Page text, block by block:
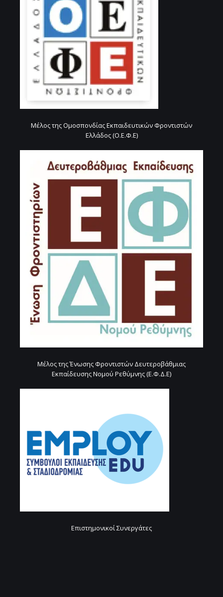
Μέλος της Ομοσπονδίας Εκπαιδευτικών Φροντιστών
Ελλάδος (Ο.Ε.Φ.Ε)
Μέλος της Ένωσης Φροντιστών Δευτεροβάθμιας
Εκπαίδευσης Νομού Ρεθύμνης (Ε.Φ.Δ.Ε)
Επιστημονικοί Συνεργάτες